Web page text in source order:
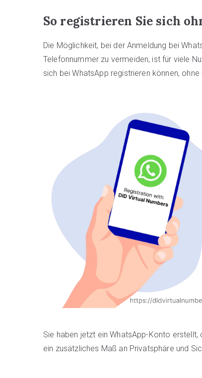
So registrieren Sie sich
Die Möglichkeit, bei der Anmeldung bei
Telefonnummer zu vermeiden, ist für viele
sich bei WhatsApp registrieren können,
Sie haben jetzt ein WhatsApp-Konto
ein zusätzliches Maß an Privatsphäre und